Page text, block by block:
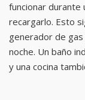
funcionar durante
recargarlo. Esto
generador de
noche. Un baño
y una cocina